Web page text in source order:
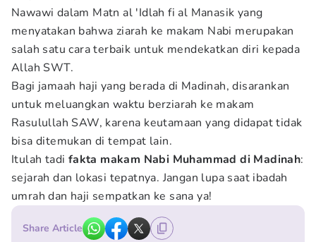
Nawawi dalam Matn al 'Idlah fi al Manasik yang
menyatakan bahwa ziarah ke makam Nabi merupakan
salah satu cara terbaik untuk mendekatkan diri kepada
Allah SWT.
Bagi jamaah haji yang berada di Madinah, disarankan
untuk meluangkan waktu berziarah ke makam
Rasulullah SAW, karena keutamaan yang didapat tidak
bisa ditemukan di tempat lain.
Itulah tadi fakta makam Nabi Muhammad di Madinah:
sejarah dan lokasi tepatnya. Jangan lupa saat ibadah
umrah dan haji sempatkan ke sana ya!
Share Article